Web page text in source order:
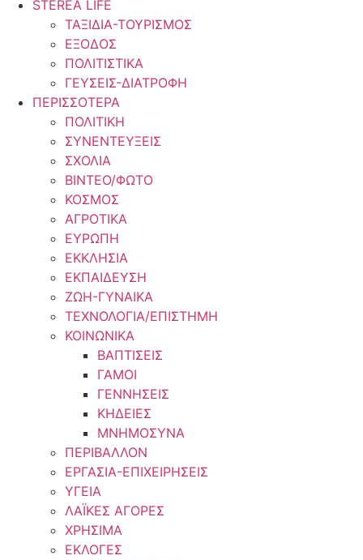
STEREA LIFE
ΤΑΞΙΔΙΑ-ΤΟΥΡΙΣΜΟΣ
ΕΞΟΔΟΣ
ΠΟΛΙΤΙΣΤΙΚΑ
ΓΕΥΣΕΙΣ-ΔΙΑΤΡΟΦΗ
ΠΕΡΙΣΣΟΤΕΡΑ
ΠΟΛΙΤΙΚΗ
ΣΥΝΕΝΤΕΥΞΕΙΣ
ΣΧΟΛΙΑ
ΒΙΝΤΕΟ/ΦΩΤΟ
ΚΟΣΜΟΣ
ΑΓΡΟΤΙΚΑ
ΕΥΡΩΠΗ
ΕΚΚΛΗΣΙΑ
ΕΚΠΑΙΔΕΥΣΗ
ΖΩΗ-ΓΥΝΑΙΚΑ
ΤΕΧΝΟΛΟΓΙΑ/ΕΠΙΣΤΗΜΗ
ΚΟΙΝΩΝΙΚΑ
ΒΑΠΤΙΣΕΙΣ
ΓΑΜΟΙ
ΓΕΝΝΗΣΕΙΣ
ΚΗΔΕΙΕΣ
ΜΝΗΜΟΣΥΝΑ
ΠΕΡΙΒΑΛΛΟΝ
ΕΡΓΑΣΙΑ-ΕΠΙΧΕΙΡΗΣΕΙΣ
ΥΓΕΙΑ
ΛΑΪΚΕΣ ΑΓΟΡΕΣ
ΧΡΗΣΙΜΑ
ΕΚΛΟΓΕΣ